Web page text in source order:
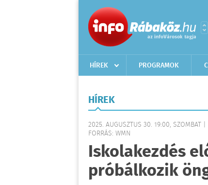
HÍREK PROGRAMOK
HÍREK
2025. AUGUSZTUS 30. 19:00, SZOMBAT |
FORRÁS: WMN
Iskolakezdés
próbálkozik